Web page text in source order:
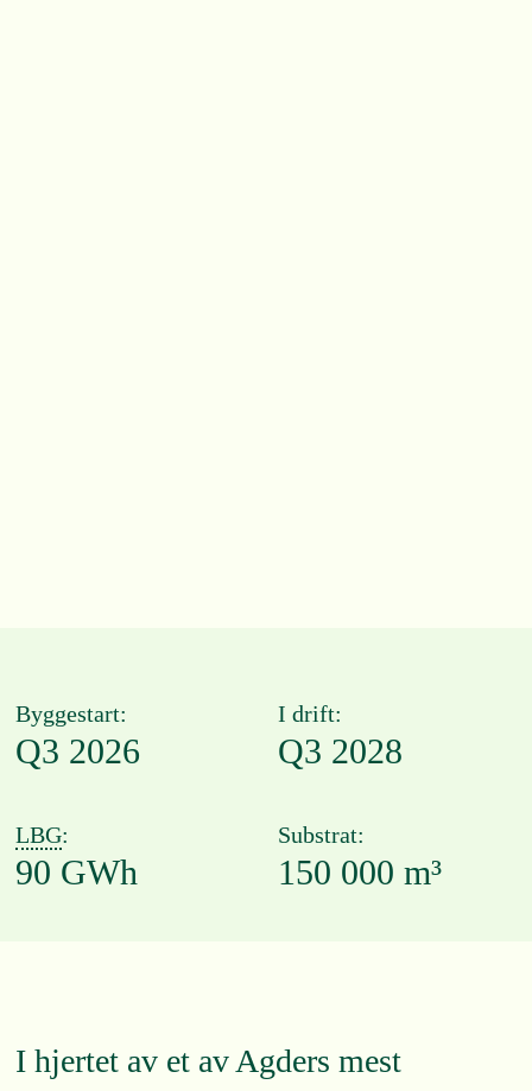
Byggestart:
Q3 2026
I drift:
Q3 2028
LBG:
90 GWh
Substrat:
150 000 m³
I hjertet av et av Agders mest